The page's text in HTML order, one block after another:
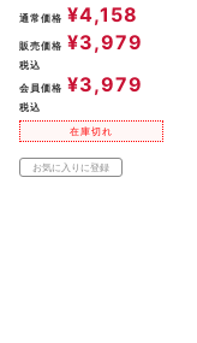
通常価格 ¥4,158
販売価格 ¥3,979
税込
会員価格 ¥3,979
税込
在庫切れ
お気に入りに登録